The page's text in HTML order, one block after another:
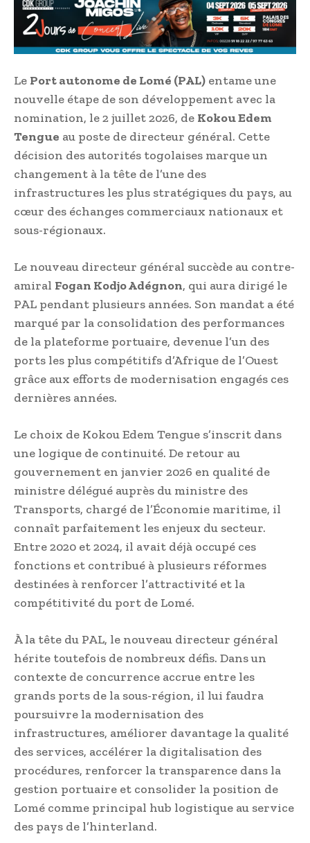
Le Port autonome de Lomé (PAL) entame une
nouvelle étape de son développement avec la
nomination, le 2 juillet 2026, de Kokou Edem
Tengue au poste de directeur général. Cette
décision des autorités togolaises marque un
changement à la tête de l’une des
infrastructures les plus stratégiques du pays, au
cœur des échanges commerciaux nationaux et
sous-régionaux.
Le nouveau directeur général succède au contre-
amiral Fogan Kodjo Adégnon, qui aura dirigé le
PAL pendant plusieurs années. Son mandat a été
marqué par la consolidation des performances
de la plateforme portuaire, devenue l’un des
ports les plus compétitifs d’Afrique de l’Ouest
grâce aux efforts de modernisation engagés ces
dernières années.
Le choix de Kokou Edem Tengue s’inscrit dans
une logique de continuité. De retour au
gouvernement en janvier 2026 en qualité de
ministre délégué auprès du ministre des
Transports, chargé de l’Économie maritime, il
connaît parfaitement les enjeux du secteur.
Entre 2020 et 2024, il avait déjà occupé ces
fonctions et contribué à plusieurs réformes
destinées à renforcer l’attractivité et la
compétitivité du port de Lomé.
À la tête du PAL, le nouveau directeur général
hérite toutefois de nombreux défis. Dans un
contexte de concurrence accrue entre les
grands ports de la sous-région, il lui faudra
poursuivre la modernisation des
infrastructures, améliorer davantage la qualité
des services, accélérer la digitalisation des
procédures, renforcer la transparence dans la
gestion portuaire et consolider la position de
Lomé comme principal hub logistique au service
des pays de l’hinterland.